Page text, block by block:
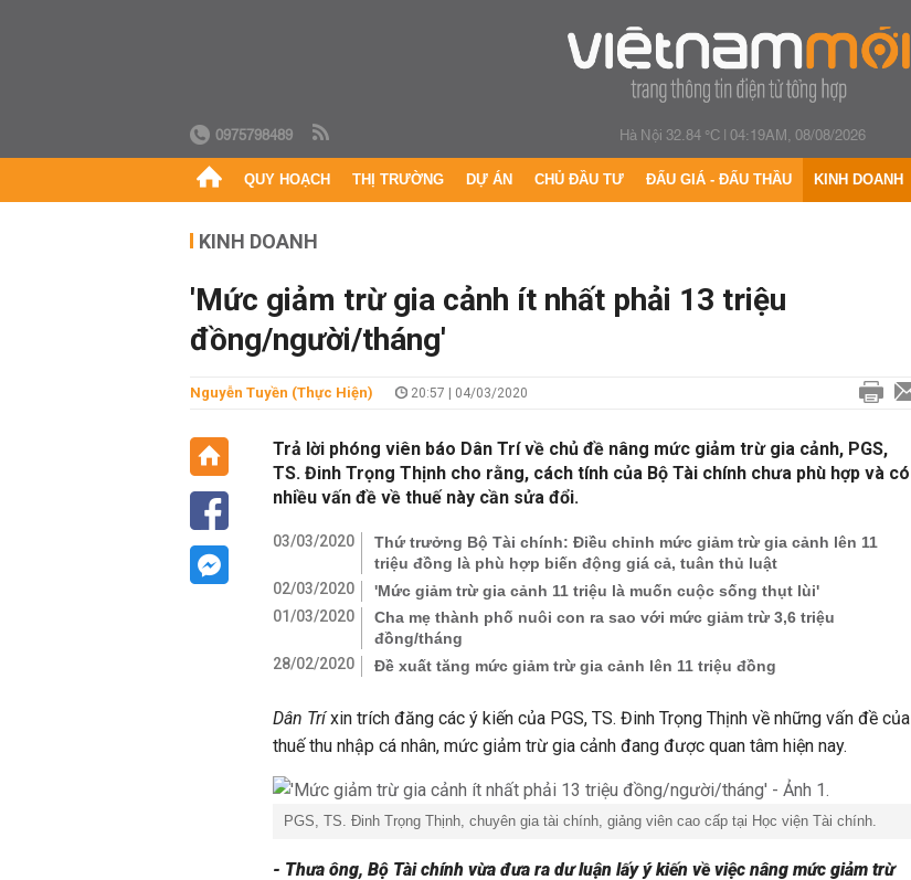
0975798489 Hà Nội 32.84 °C|04:19AM, 08/08/2026
QUY HOẠCH THỊ TRƯỜNG DỰ ÁN CHỦ ĐẦU TƯ ĐẤU GIÁ - ĐẤU THẦU KINH DOANH
KINH DOANH
'Mức giảm trừ gia cảnh ít nhất phải 13 triệu
đồng/người/tháng'
Nguyễn Tuyền (thực Hiện) 20:57 | 04/03/2020
Trả lời phóng viên báo Dân Trí về chủ đề nâng mức giảm trừ gia cảnh, PGS,
TS. Đinh Trọng Thịnh cho rằng, cách tính của Bộ Tài chính chưa phù hợp và có
nhiều vấn đề về thuế này cần sửa đổi.
03/03/2020
Thứ trưởng Bộ Tài chính: Điều chỉnh mức giảm trừ gia cảnh lên 11
triệu đồng là phù hợp biến động giá cả, tuân thủ luật
02/03/2020
'Mức giảm trừ gia cảnh 11 triệu là muốn cuộc sống thụt lùi'
01/03/2020
Cha mẹ thành phố nuôi con ra sao với mức giảm trừ 3,6 triệu
đồng/tháng
28/02/2020
Đề xuất tăng mức giảm trừ gia cảnh lên 11 triệu đồng
Dân Tríxin trích đăng các ý kiến của PGS, TS. Đinh Trọng Thịnh về những vấn đề của
thuế thu nhập cá nhân, mức giảm trừ gia cảnh đang được quan tâm hiện nay.
PGS, TS. Đinh Trọng Thịnh, chuyên gia tài chính, giảng viên cao cấp tại Học viện Tài chính.
- Thưa ông, Bộ Tài chính vừa đưa ra dư luận lấy ý kiến về việc nâng mức giảm trừ